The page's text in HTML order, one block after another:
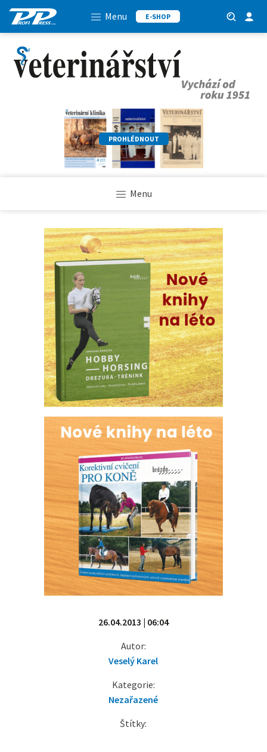
Menu E-SHOP
PROHLÉDNOUT
Menu
26.04.2013 | 06:04
Autor:
Veselý Karel
Kategorie:
Nezařazené
Štítky: